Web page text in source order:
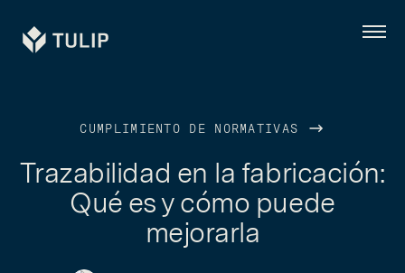
Tulip Menú
CUMPLIMIENTO DE NORMATIVAS
Trazabilidad en la fabricación:
Qué es y cómo puede
mejorarla